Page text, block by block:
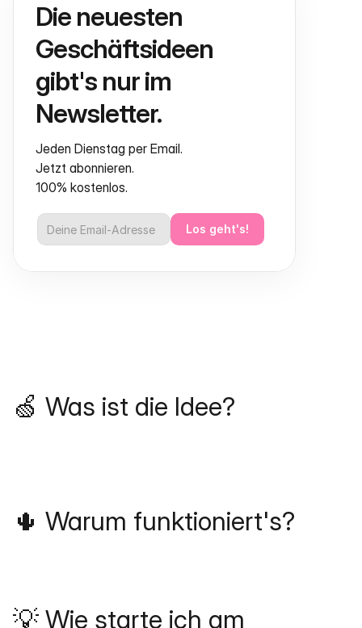
🍏 Was ist die Idee?
🌵 Warum funktioniert's?
💡 Wie starte ich am
Die neuesten
Geschäftsideen
gibt's nur im
Newsletter.
Jeden Dienstag per Email.
Jetzt abonnieren.
100% kostenlos.
Los geht's!